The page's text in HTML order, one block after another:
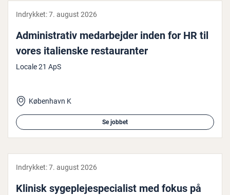
Indrykket:7. august 2026
Ad­mi­ni­stra­tiv me­d­ar­bej­der inden for HR til
vores ita­li­en­ske re­stau­ran­ter
Locale 21 ApS
København K
Se jobbet
Indrykket:7. august 2026
Klinisk sy­geple­je­spe­ci­a­list med fokus på